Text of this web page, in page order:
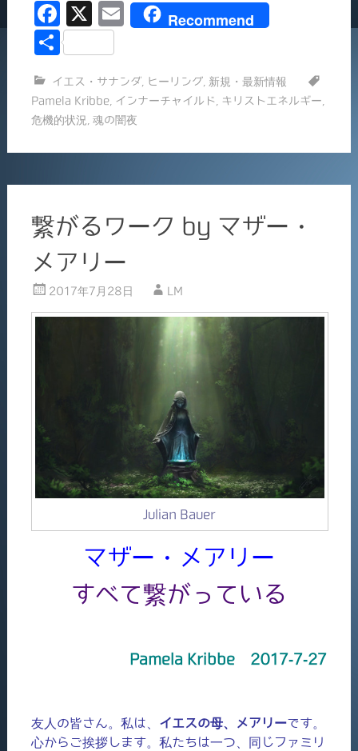
み
中…
F
a
e
b
k
X
E
l
Recommend
共
イエス・サナンダ, ヒーリング, 新規・最新情報
Pamela Kribbe, インナーチャイルド キリストエネルギー
危機的状況
魂の闇夜
繋がるワーク by マザー・
メアリー
2017年7月28日 LM
Julian Bauer
マザー・メアリー
すべて繋がっている
Pamela Kribbe 2017-7-27
友人の皆さん。私は、 イエスの母、メアリーです。
心からご挨拶します。私たちは一つ、同じファミリ